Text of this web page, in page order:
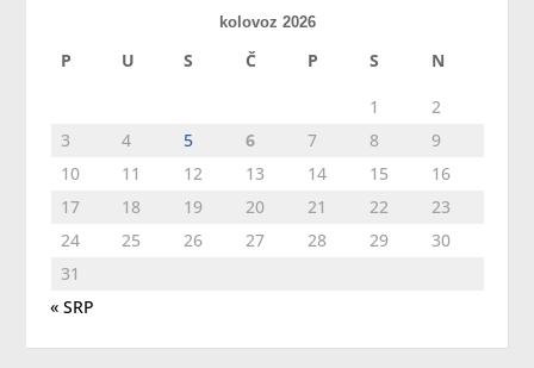
kolovoz 2026
P U S Č P S N
1
2
3
4 5 6 7 8
9
10
11 12 13 14 15
16
17
18 19 20 21 22
23
24
25 26 27 28 29
30
31
« SRP